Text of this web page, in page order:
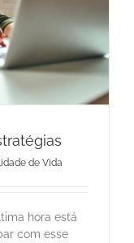
de Vida
hora está
com esse